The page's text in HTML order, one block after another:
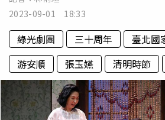
2023-09-01 18:33
綠光劇團 三十周年
臺北國
游安順
張玉嬿 清明時節